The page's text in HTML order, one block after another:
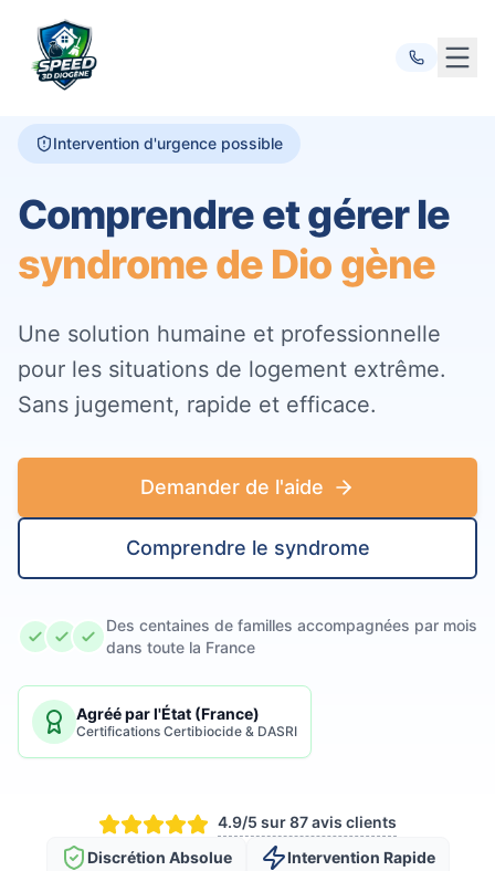
Intervention d'urgence possible
Comprendre et gérer le
syndrome de Dio gène
Une solution humaine et professionnelle
pour les situations de logement extrême.
Sans jugement, rapide et efficace.
Demander de l'aide
Comprendre le syndrome
Des centaines de familles accompagnées par mois
dans toute la France
Agréé par l'État (France)
Certifications Certibiocide & DASRI
4.9/5 sur 87 avis clients
Discrétion Absolue
Intervention Rapide